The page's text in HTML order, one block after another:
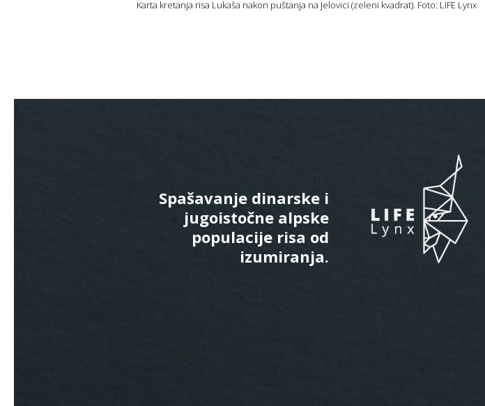
Karta kretanja risa Lukaša nakon puštanja na Jelovici (zeleni kvadrat). Foto: LIFE Lynx
Spašavanje dinarske i
jugoistočne alpske
populacije risa od
izumiranja.